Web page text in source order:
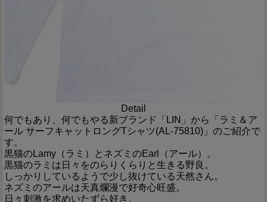
Detail
何でもあり、何でもやる新ブランド「LIN」から「ラミ＆ア
ール サーフキャットロングTシャツ(AL-75810)」のご紹介で
す。
黒猫のLamy（ラミ）とネズミのEarl（アール）。
黒猫のラミは日々をのらりくらりと生きる野良。
しっかりしているようで少し抜けている天然さん。
ネズミのアールは天真爛漫で好奇心旺盛。
日々刺激を求めいたずら好き。